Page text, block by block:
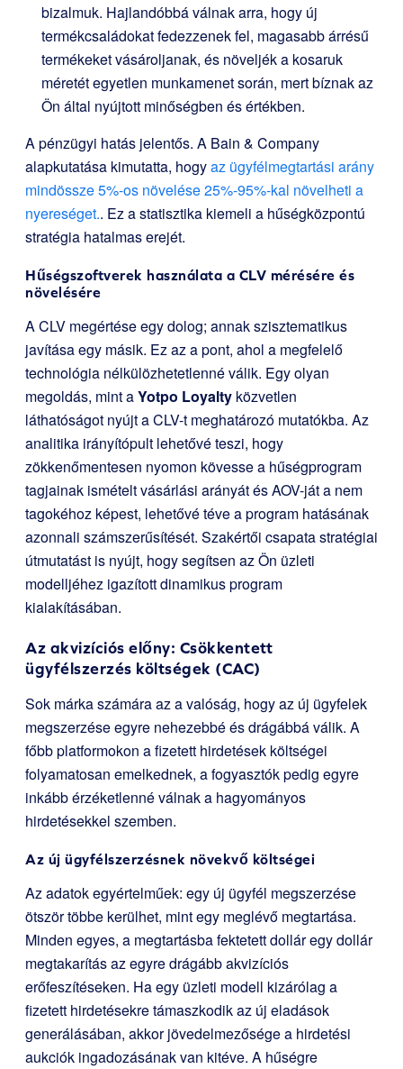
bizalmuk. Hajlandóbbá válnak arra, hogy új
termékcsaládokat fedezzenek fel, magasabb árrésű
termékeket vásároljanak, és növeljék a kosaruk
méretét egyetlen munkamenet során, mert bíznak az
Ön által nyújtott minőségben és értékben.
A pénzügyi hatás jelentős. A Bain & Company
alapkutatása kimutatta, hogyaz ügyfélmegtartási arány
mindössze 5%-os növelése 25%-95%-kal növelheti a
nyereséget.. Ez a statisztika kiemeli a hűségközpontú
stratégia hatalmas erejét.
Hűségszoftverek használata a CLV mérésére és
növelésére
A CLV megértése egy dolog; annak szisztematikus
javítása egy másik. Ez az a pont, ahol a megfelelő
technológia nélkülözhetetlenné válik. Egy olyan
megoldás, mint aYotpo Loyalty közvetlen
láthatóságot nyújt a CLV-t meghatározó mutatókba. Az
analitika irányítópult lehetővé teszi, hogy
zökkenőmentesen nyomon kövesse a hűségprogram
tagjainak ismételt vásárlási arányát és AOV-ját a nem
tagokéhoz képest, lehetővé téve a program hatásának
azonnali számszerűsítését. Szakértői csapata stratégiai
útmutatást is nyújt, hogy segítsen az Ön üzleti
modelljéhez igazított dinamikus program
kialakításában.
Az akvizíciós előny: Csökkentett
ügyfélszerzés költségek (CAC)
Sok márka számára az a valóság, hogy az új ügyfelek
megszerzése egyre nehezebbé és drágábbá válik. A
főbb platformokon a fizetett hirdetések költségei
folyamatosan emelkednek, a fogyasztók pedig egyre
inkább érzéketlenné válnak a hagyományos
hirdetésekkel szemben.
Az új ügyfélszerzésnek növekvő költségei
Az adatok egyértelműek: egy új ügyfél megszerzése
ötször többe kerülhet, mint egy meglévő megtartása.
Minden egyes, a megtartásba fektetett dollár egy dollár
megtakarítás az egyre drágább akvizíciós
erőfeszítéseken. Ha egy üzleti modell kizárólag a
fizetett hirdetésekre támaszkodik az új eladások
generálásában, akkor jövedelmezősége a hirdetési
aukciók ingadozásának van kitéve. A hűségre